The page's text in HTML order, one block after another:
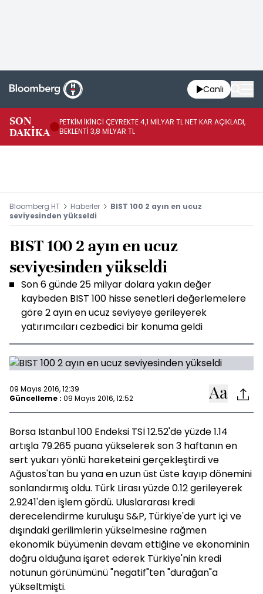
Canlı
SON
DAKİKA
PETKİM İKİNCİ ÇEYREKTE 4,1 MİLYAR TL NET KAR AÇIKLADI,
BEKLENTİ 3,8 MİLYAR TL
Bloomberg HT Haberler
BIST 100 2 ayın en ucuz
seviyesinden yükseldi
BIST 100 2 ayın en ucuz
seviyesinden yükseldi
Son 6 günde 25 milyar dolara yakın değer
kaybeden BIST 100 hisse senetleri değerlemelere
göre 2 ayın en ucuz seviyeye gerileyerek
yatırımcıları cezbedici bir konuma geldi
09 Mayıs 2016, 12:39
Güncelleme : 09 Mayıs 2016, 12:52
Borsa Istanbul 100 Endeksi TSİ 12.52'de yüzde 1.14
artışla 79.265 puana yükselerek son 3 haftanın en
sert yukarı yönlü hareketeini gerçekleştirdi ve
Ağustos'tan bu yana en uzun üst üste kayıp dönemini
sonlandırmış oldu. Türk Lirası yüzde 0.12 gerileyerek
2.9241'den işlem gördü. Uluslararası kredi
derecelendirme kuruluşu S&P, Türkiye'de yurt içi ve
dışındaki gerilimlerin yükselmesine rağmen
ekonomik büyümenin devam ettiğine ve ekonominin
doğru olduğuna işaret ederek Türkiye'nin kredi
notunun görünümünü "negatif"ten "durağan"a
yükseltmişti.